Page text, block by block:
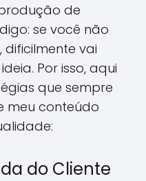
de
se você não
vai
Por isso, aqui
que sempre
meu conteúdo
do Cliente